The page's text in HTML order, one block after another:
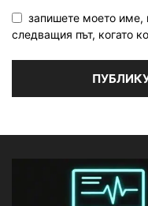
запишете моето име,
следващия път, когато